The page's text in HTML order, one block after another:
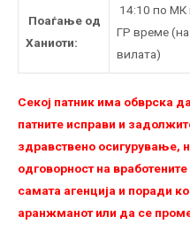
Поаѓање од
Ханиоти:
14:10 по МК
ГР време
вилата)
Секој патник има обврска
патните исправи и
здравствено осигурување,
одговорност на
самата агенција и поради
аранжманот или да се